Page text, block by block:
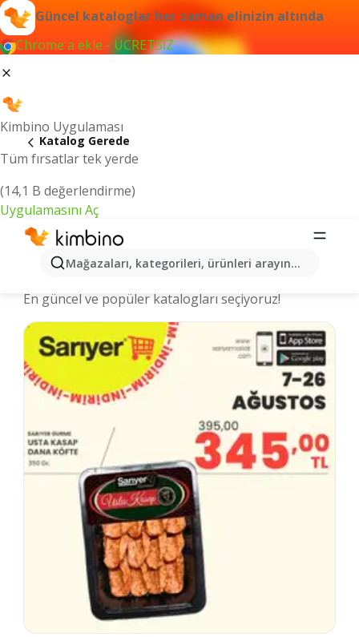
Güncel kataloglar her zaman elinizin altında
Chrome'a ekle - ÜCRETSİZ
Kimbino Uygulaması
Tüm fırsatlar tek yerde
(14,1 B değerlendirme)
Uygulamasını Aç
Mağazaları, kategorileri, ürünleri arayın...
Katalog Gerede
Gerede şehrinde kataloglar ve
En güncel ve popüler katalogları seçiyoruz!